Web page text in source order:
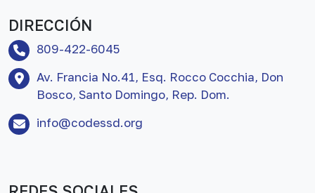
DIRECCIÓN
809-422-6045
Av. Francia No.41, Esq. Rocco Cocchia, Don
Bosco, Santo Domingo, Rep. Dom.
info@codessd.org